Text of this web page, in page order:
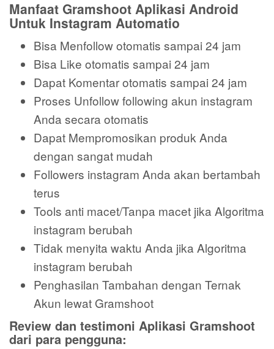
Manfaat Gramshoot Aplikasi Android
Untuk Instagram Automatio
Bisa Menfollow otomatis sampai 24 jam
Bisa Like otomatis sampai 24 jam
Dapat Komentar otomatis sampai 24 jam
Proses Unfollow following akun instagram
Anda secara otomatis
Dapat Mempromosikan produk Anda
dengan sangat mudah
Followers instagram Anda akan bertambah
terus
Tools anti macet/Tanpa macet jika Algoritma
instagram berubah
Tidak menyita waktu Anda jika Algoritma
instagram berubah
Penghasilan Tambahan dengan Ternak
Akun lewat Gramshoot
Review dan testimoni Aplikasi Gramshoot
dari para pengguna: